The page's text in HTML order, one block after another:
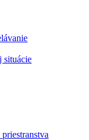
situácie